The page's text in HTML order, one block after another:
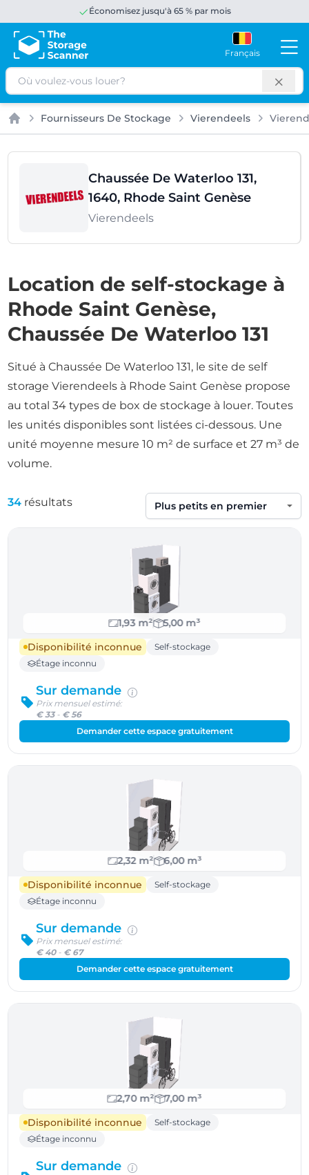
Économisez jusqu'à 65 % par mois
Français
Rechercher
Accueil
Fournisseurs De Stockage Vierendeels
Chaussée De Waterloo 131,
1640, Rhode Saint Genèse
Vierendeels
Location de self-stockage à
Rhode Saint Genèse,
Chaussée De Waterloo 131
Situé à Chaussée De Waterloo 131, le site de self
storage Vierendeels à Rhode Saint Genèse propose
au total 34 types de box de stockage à louer. Toutes
les unités disponibles sont listées ci-dessous. Une
unité moyenne mesure 10 m² de surface et 27 m³ de
volume.
34 résultats
Trier par
1,93 m²
5,00 m³
Disponibilité inconnue
Self-stockage
Étage inconnu
Sur demande
Prix mensuel estimé:
€ 33- € 56
Demander cette espace gratuitement
2,32 m²
6,00 m³
Disponibilité inconnue
Self-stockage
Étage inconnu
Sur demande
Prix mensuel estimé:
€ 40- € 67
Demander cette espace gratuitement
2,70 m²
7,00 m³
Disponibilité inconnue
Self-stockage
Étage inconnu
Sur demande